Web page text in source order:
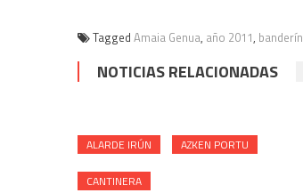
Tagged Amaia Genua, año 2011, banderín
NOTICIAS RELACIONADAS
ALARDE IRÚN AZKEN PORTU
CANTINERA